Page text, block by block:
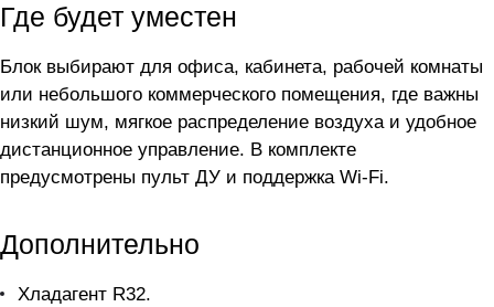
Где будет уместен
Блок выбирают для офиса, кабинета, рабочей комнаты
или небольшого коммерческого помещения, где важны
низкий шум, мягкое распределение воздуха и удобное
дистанционное управление. В комплекте
предусмотрены пульт ДУ и поддержка Wi-Fi.
Дополнительно
Хладагент R32.